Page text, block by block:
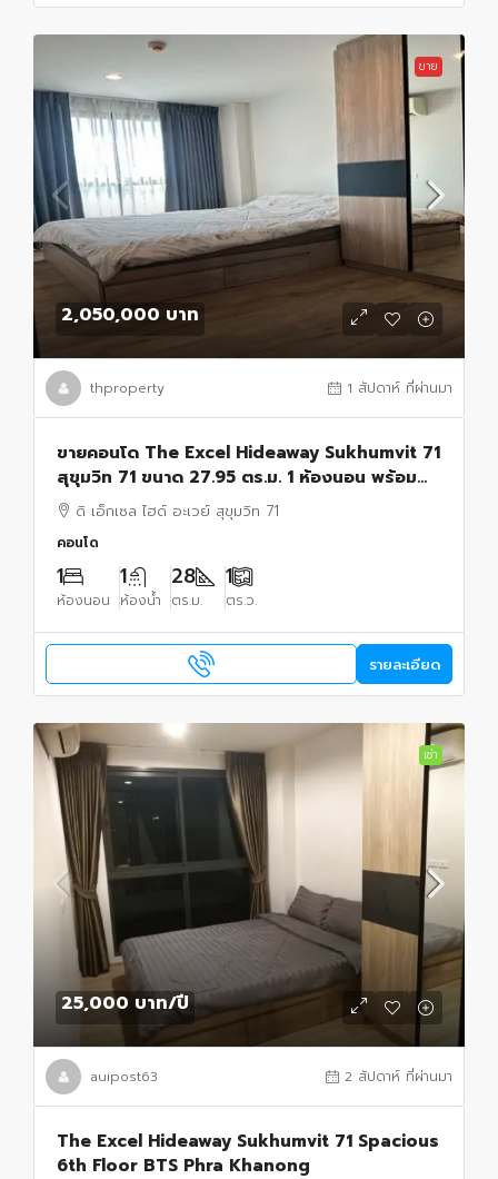
ขาย
2,050,000 บาท
thproperty 1 สัปดาห์ ที่ผ่านมา
ขายคอนโด The Excel Hideaway Sukhumvit 71
สุขุมวิท 71 ขนาด 27.95 ตร.ม. 1 ห้องนอน พร้อม
เฟอร์นิเจอร์บิวท์อิน เข้าอยู่ได้ทันที
ดิ เอ็กเซล ไฮด์ อะเวย์ สุขุมวิท 71
คอนโด
1
ห้องนอน
1
ห้องน้ำ
28
ตร.ม.
1
ตร.ว.
รายละเอียด
เช่า
25,000 บาท/ปี
auipost63 2 สัปดาห์ ที่ผ่านมา
The Excel Hideaway Sukhumvit 71 Spacious
6th Floor BTS Phra Khanong